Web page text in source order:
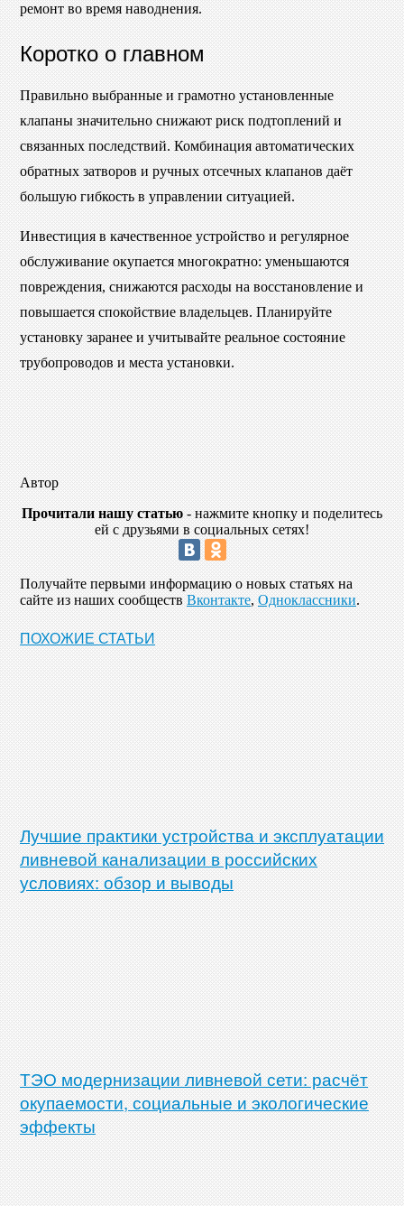
ремонт во время наводнения.
Коротко о главном
Правильно выбранные и грамотно установленные
клапаны значительно снижают риск подтоплений и
связанных последствий. Комбинация автоматических
обратных затворов и ручных отсечных клапанов даёт
большую гибкость в управлении ситуацией.
Инвестиция в качественное устройство и регулярное
обслуживание окупается многократно: уменьшаются
повреждения, снижаются расходы на восстановление и
повышается спокойствие владельцев. Планируйте
установку заранее и учитывайте реальное состояние
трубопроводов и места установки.
Автор
Прочитали нашу статью - нажмите кнопку и поделитесь
ей с друзьями в социальных сетях!
Получайте первыми информацию о новых статьях на
сайте из наших сообществ Вконтакте, Одноклассники.
ПОХОЖИЕ СТАТЬИ
Лучшие практики устройства и эксплуатации
ливневой канализации в российских
условиях: обзор и выводы
ТЭО модернизации ливневой сети: расчёт
окупаемости, социальные и экологические
эффекты